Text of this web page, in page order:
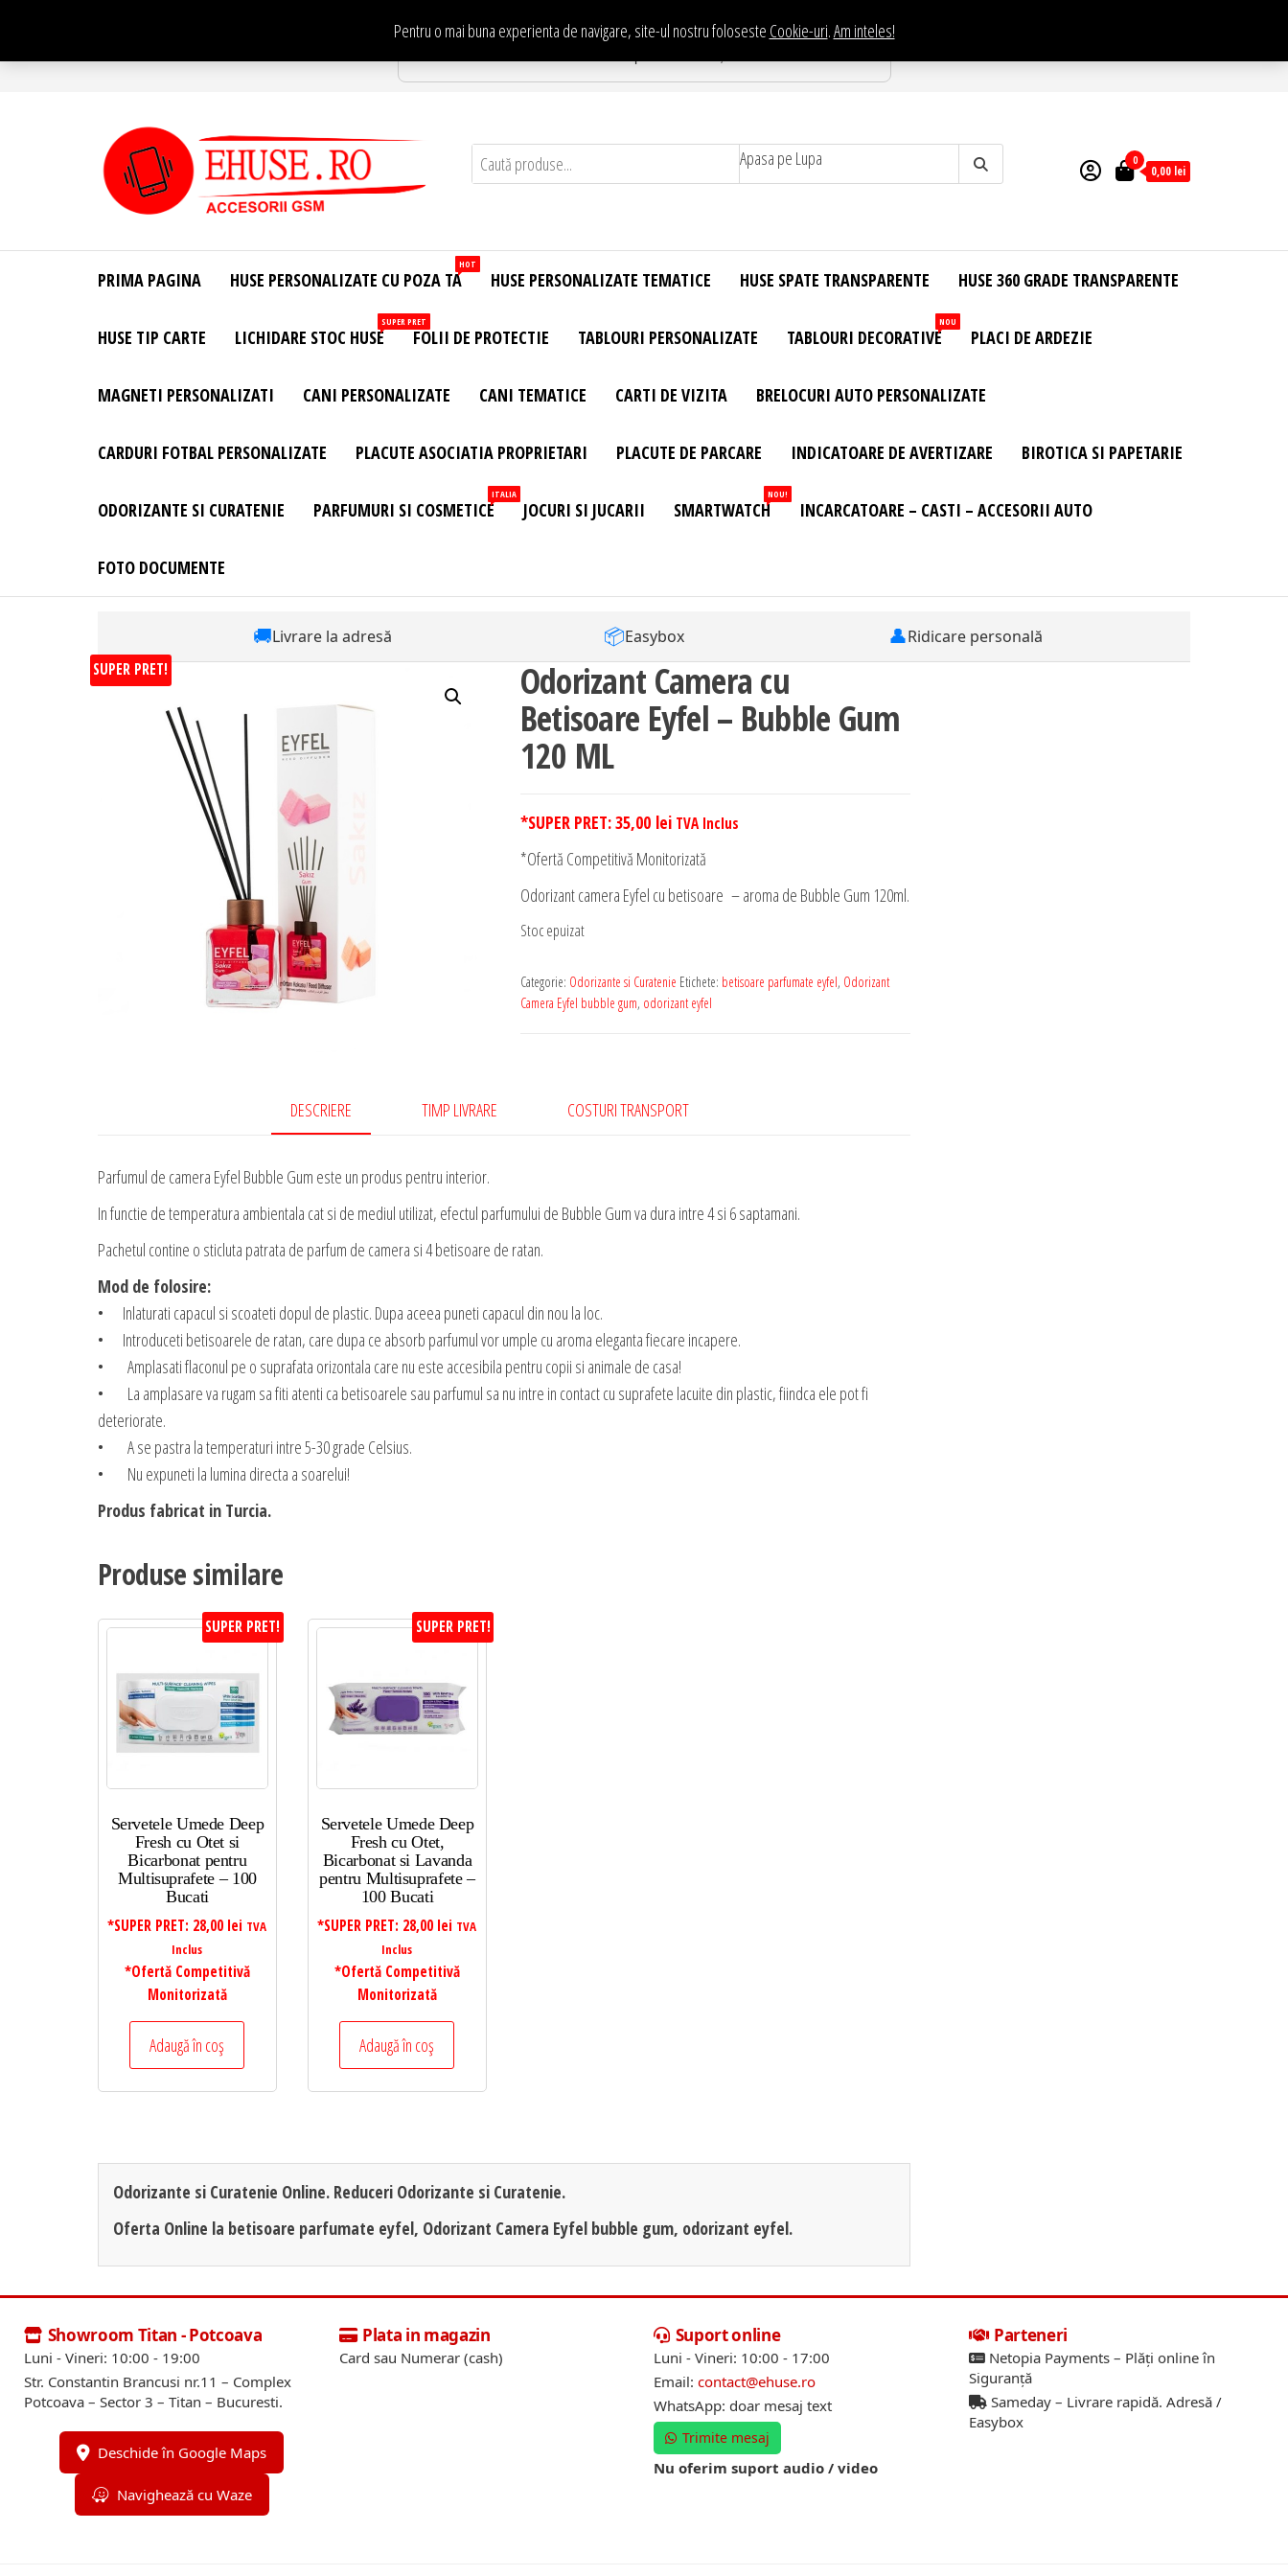
conținut
Pentru o mai buna experienta de navigare, site-ul nostru foloseste Cookie-uri.Am inteles!
Te asteptam in Showroom eHuse.ro
Site Oficial .
Huse
Personalizate
Huse
Personalizate
Telefon –
– Accesorii
Apasa pe Lupa 0
0,00 lei
PRIMA PAGINA HUSE PERSONALIZATE CU POZA TA
HOT
HUSE PERSONALIZATE TEMATICE HUSE SPATE TRANSPARENTE HUSE 360 GRADE TRANSPARENTE
HUSE TIP CARTE LICHIDARE STOC HUSE
SUPER PRET
FOLII DE PROTECTIE TABLOURI PERSONALIZATE TABLOURI DECORATIVE
NOU
PLACI DE ARDEZIE
MAGNETI PERSONALIZATI CANI PERSONALIZATE CANI TEMATICE CARTI DE VIZITA BRELOCURI AUTO PERSONALIZATE
CARDURI FOTBAL PERSONALIZATE PLACUTE ASOCIATIA PROPRIETARI PLACUTE DE PARCARE INDICATOARE DE AVERTIZARE BIROTICA SI PAPETARIE
ODORIZANTE SI CURATENIE PARFUMURI SI COSMETICE
ITALIA
JOCURI SI JUCARII SMARTWATCH
NOU!
INCARCATOARE – CASTI – ACCESORII AUTO
FOTO DOCUMENTE
🚚Livrare la adresă 📦Easybox 👤Ridicare personală
SUPER PRET! Odorizant Camera cu
Betisoare Eyfel – Bubble Gum
120 ML
*SUPER PRET:35,00 lei TVA Inclus
*Ofertă Competitivă Monitorizată
Odorizant camera Eyfel cu betisoare – aroma de Bubble Gum 120ml.
Stoc epuizat
Categorie: Odorizante si Curatenie Etichete: betisoare parfumate eyfel, Odorizant
Camera Eyfel bubble gum, odorizant eyfel
DESCRIERE TIMP LIVRARE COSTURI TRANSPORT
Parfumul de camera Eyfel Bubble Gum este un produs pentru interior.
In functie de temperatura ambientala cat si de mediul utilizat, efectul parfumului de Bubble Gum va dura intre 4 si 6 saptamani.
Pachetul contine o sticluta patrata de parfum de camera si 4 betisoare de ratan.
Mod de folosire:
• Inlaturati capacul si scoateti dopul de plastic. Dupa aceea puneti capacul din nou la loc.
• Introduceti betisoarele de ratan, care dupa ce absorb parfumul vor umple cu aroma eleganta fiecare incapere.
• Amplasati flaconul pe o suprafata orizontala care nu este accesibila pentru copii si animale de casa!
• La amplasare va rugam sa fiti atenti ca betisoarele sau parfumul sa nu intre in contact cu suprafete lacuite din plastic, fiindca ele pot fi
deteriorate.
• A se pastra la temperaturi intre 5-30 grade Celsius.
• Nu expuneti la lumina directa a soarelui!
Produs fabricat in Turcia.
Produse similare
SUPER PRET!
Servetele Umede Deep
Fresh cu Otet si
Bicarbonat pentru
Multisuprafete – 100
Bucati
*SUPER PRET: 28,00 lei TVA
Inclus
*Ofertă Competitivă
Monitorizată
Adaugă în coș
SUPER PRET!
Servetele Umede Deep
Fresh cu Otet,
Bicarbonat si Lavanda
pentru Multisuprafete –
100 Bucati
*SUPER PRET: 28,00 lei TVA
Inclus
*Ofertă Competitivă
Monitorizată
Adaugă în coș
Odorizante si Curatenie Online. Reduceri Odorizante si Curatenie.
Oferta Online la betisoare parfumate eyfel, Odorizant Camera Eyfel bubble gum, odorizant eyfel.
Showroom Titan - Potcoava
Luni - Vineri: 10:00 - 19:00
Str. Constantin Brancusi nr.11 – Complex
Potcoava – Sector 3 – Titan – Bucuresti.
Deschide în Google Maps
Navighează cu Waze
Plata in magazin
Card sau Numerar (cash)
Suport online
Luni - Vineri: 10:00 - 17:00
Email: contact@ehuse.ro
WhatsApp: doar mesaj text
Trimite mesaj
Nu oferim suport audio / video
Parteneri
Netopia Payments – Plăți online în
Siguranță
Sameday – Livrare rapidă. Adresă /
Easybox